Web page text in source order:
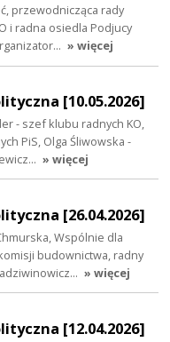
przewodnicząca rady
i radna osiedla Podjucy
» więcej
[10.05.2026]
- szef klubu radnych KO,
PiS, Olga Śliwowska -
» więcej
[26.04.2026]
Wspólnie dla
budownictwa, radny
» więcej
[12.04.2026]